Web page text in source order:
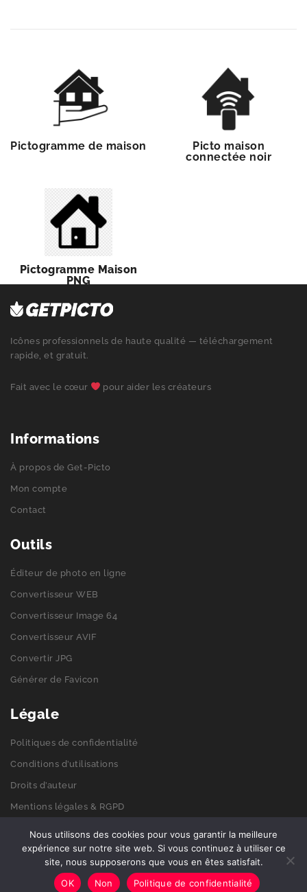
Pictogramme de maison
Picto maison
connectée noir
Pictogramme Maison
PNG
Icônes professionnels de haute qualité — téléchargement
rapide, et gratuit.
Fait avec le cœur pour aider les créateurs
Informations
À propos de Get-Picto
Mon compte
Contact
Outils
Éditeur de photo en ligne
Convertisseur WEB
Convertisseur Image 64
Convertisseur AVIF
Convertir JPG
Générer de Favicon
Légale
Politiques de confidentialité
Conditions d’utilisations
Droits d’auteur
Mentions légales & RGPD
© 2026 Get-picto. Tous droits réservés.
Nous utilisons des cookies pour vous garantir la meilleure
expérience sur notre site web. Si vous continuez à utiliser ce
site, nous supposerons que vous en êtes satisfait.
OK
Non Politique de confidentialité